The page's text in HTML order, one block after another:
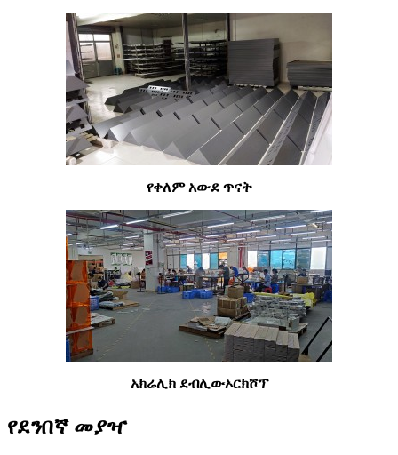
የቀለም አውደ ጥናት
አክሬሊክ ደብሊውኦርክሾፕ
የደንበኛ መያዣ